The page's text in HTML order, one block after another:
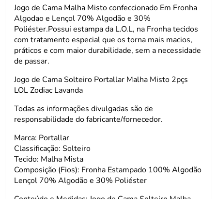
Jogo de Cama Malha Misto confeccionado Em Fronha
Algodao e Lençol 70% Algodão e 30%
Poliéster.Possui estampa da L.O.L, na Fronha tecidos
com tratamento especial que os torna mais macios,
práticos e com maior durabilidade, sem a necessidade
de passar.
Jogo de Cama Solteiro Portallar Malha Misto 2pçs
LOL Zodiac Lavanda
Todas as informações divulgadas são de
responsabilidade do fabricante/fornecedor.
Marca: Portallar
Classificação: Solteiro
Tecido: Malha Mista
Composição (Fios): Fronha Estampado 100% Algodão
Lençol 70% Algodão e 30% Poliéster